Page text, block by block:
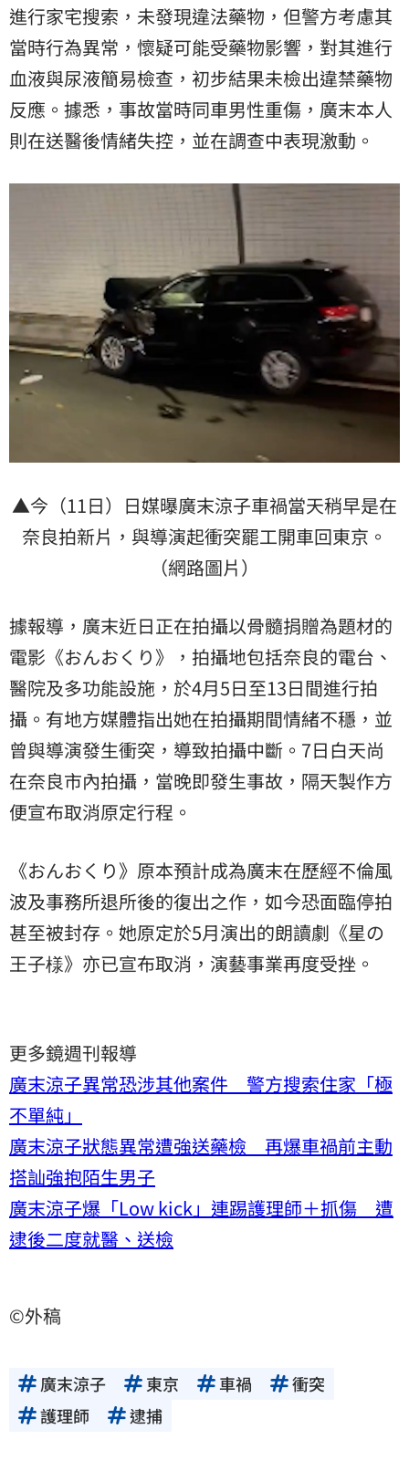
進行家宅搜索，未發現違法藥物，但警方考慮其
當時行為異常，懷疑可能受藥物影響，對其進行
血液與尿液簡易檢查，初步結果未檢出違禁藥物
反應。據悉，事故當時同車男性重傷，廣末本人
則在送醫後情緒失控，並在調查中表現激動。
▲今（11日）日媒曝廣末涼子車禍當天稍早是在
奈良拍新片，與導演起衝突罷工開車回東京。
（網路圖片）
據報導，廣末近日正在拍攝以骨髓捐贈為題材的
電影《おんおくり》，拍攝地包括奈良的電台、
醫院及多功能設施，於4月5日至13日間進行拍
攝。有地方媒體指出她在拍攝期間情緒不穩，並
曾與導演發生衝突，導致拍攝中斷。7日白天尚
在奈良市內拍攝，當晚即發生事故，隔天製作方
便宣布取消原定行程。
《おんおくり》原本預計成為廣末在歷經不倫風
波及事務所退所後的復出之作，如今恐面臨停拍
甚至被封存。她原定於5月演出的朗讀劇《星の
王子様》亦已宣布取消，演藝事業再度受挫。
更多鏡週刊報導
廣末涼子異常恐涉其他案件 警方搜索住家「極
不單純」
廣末涼子狀態異常遭強送藥檢 再爆車禍前主動
搭訕強抱陌生男子
廣末涼子爆「Low kick」連踢護理師＋抓傷 遭
逮後二度就醫、送檢
©外稿
廣末涼子 東京 車禍
衝突
護理師
逮捕